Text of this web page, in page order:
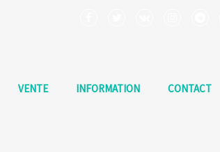
VENTE INFORMATION CONTACT